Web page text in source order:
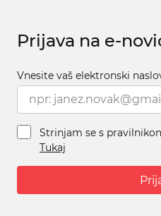
Prijava na e-
Vnesite vaš elektronski
Strinjam se s
Tukaj